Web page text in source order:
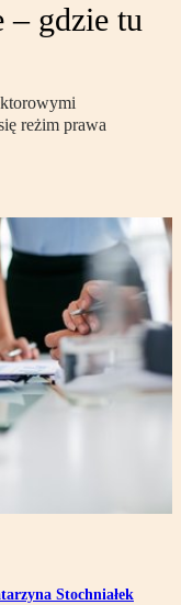
– gdzie tu
reżim prawa
Stochniałek